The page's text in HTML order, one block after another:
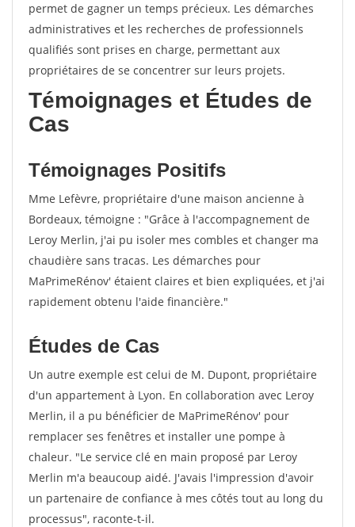
permet de gagner un temps précieux. Les démarches
administratives et les recherches de professionnels
qualifiés sont prises en charge, permettant aux
propriétaires de se concentrer sur leurs projets.
Témoignages et Études de
Cas
Témoignages Positifs
Mme Lefèvre, propriétaire d'une maison ancienne à
Bordeaux, témoigne : "Grâce à l'accompagnement de
Leroy Merlin, j'ai pu isoler mes combles et changer ma
chaudière sans tracas. Les démarches pour
MaPrimeRénov' étaient claires et bien expliquées, et j'ai
rapidement obtenu l'aide financière."
Études de Cas
Un autre exemple est celui de M. Dupont, propriétaire
d'un appartement à Lyon. En collaboration avec Leroy
Merlin, il a pu bénéficier de MaPrimeRénov' pour
remplacer ses fenêtres et installer une pompe à
chaleur. "Le service clé en main proposé par Leroy
Merlin m'a beaucoup aidé. J'avais l'impression d'avoir
un partenaire de confiance à mes côtés tout au long du
processus", raconte-t-il.